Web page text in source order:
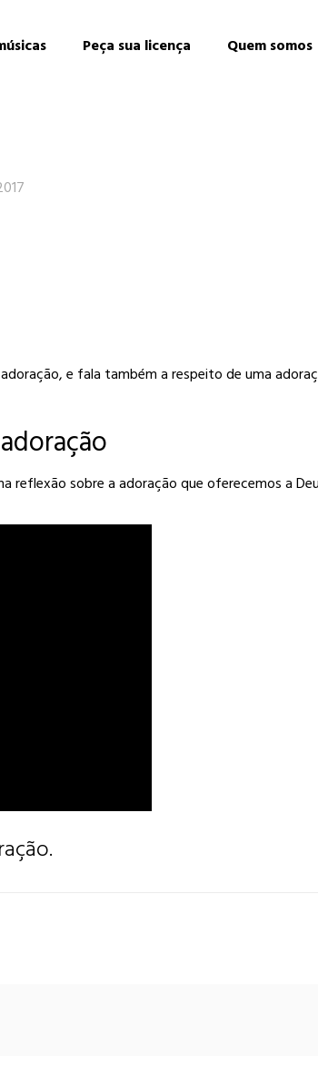
Peça sua licença Quem somos
e fala também a respeito de uma
reflexão sobre a adoração que oferecemos a